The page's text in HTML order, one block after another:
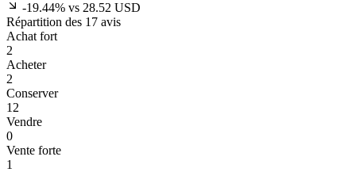
-19.44% vs 28.52 USD
Répartition des 17 avis
Achat fort
2
Acheter
2
Conserver
12
Vendre
0
Vente forte
1